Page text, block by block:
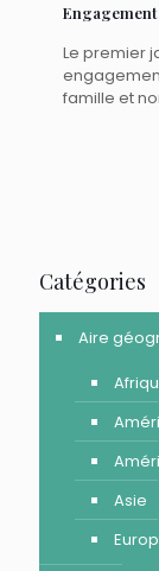
Le premier
famille et
Catégories
Aire
Asie